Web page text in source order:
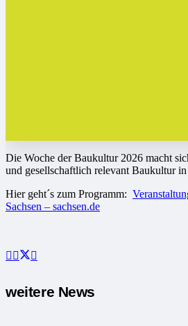
Die Woche der Baukultur 2026 macht
und gesellschaftlich relevant Baukultur in
Hier geht´s zum Programm:
Sachsen – sachsen.de
weitere News